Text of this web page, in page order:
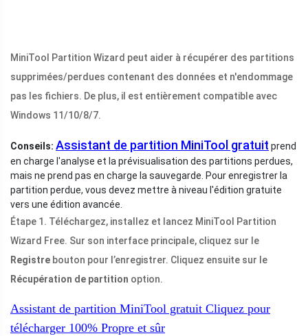
MiniTool Partition Wizard peut aider à récupérer des partitions
supprimées/perdues contenant des données et n'endommage
pas les fichiers. De plus, il est entièrement compatible avec
Windows 11/10/8/7.
Conseils: Assistant de partition MiniTool gratuit prend
en charge l'analyse et la prévisualisation des partitions perdues,
mais ne prend pas en charge la sauvegarde. Pour enregistrer la
partition perdue, vous devez mettre à niveau l'édition gratuite
vers une édition avancée.
Étape 1. Téléchargez, installez et lancez MiniTool Partition
Wizard Free. Sur son interface principale, cliquez sur le
Registre bouton pour l’enregistrer. Cliquez ensuite sur le
Récupération de partition option.
Assistant de partition MiniTool gratuit Cliquez pour
télécharger 100% Propre et sûr